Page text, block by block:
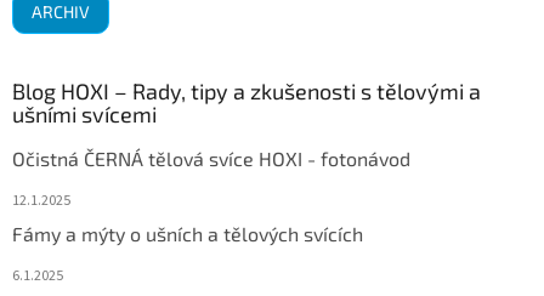
ARCHIV
Blog HOXI – Rady, tipy a zkušenosti s tělovými a
ušními svícemi
Očistná ČERNÁ tělová svíce HOXI - fotonávod
12.1.2025
Fámy a mýty o ušních a tělových svících
6.1.2025